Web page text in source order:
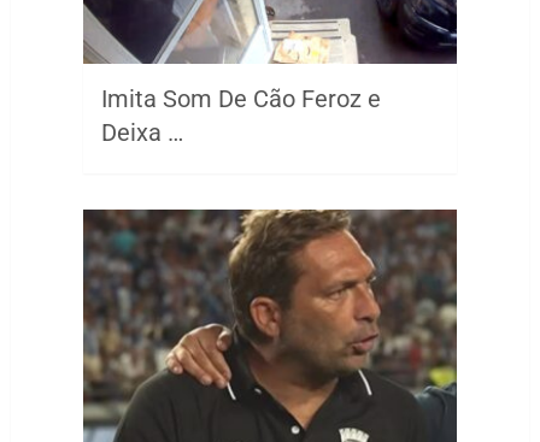
Imita Som De Cão Feroz e
Deixa …